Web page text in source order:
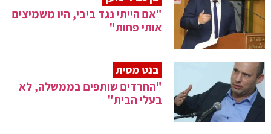
"אם הייתי נגד ביבי, היו משמיצים
אותי פחות"
בנט מסית
"החרדים שותפים בממשלה, לא
בעלי הבית"